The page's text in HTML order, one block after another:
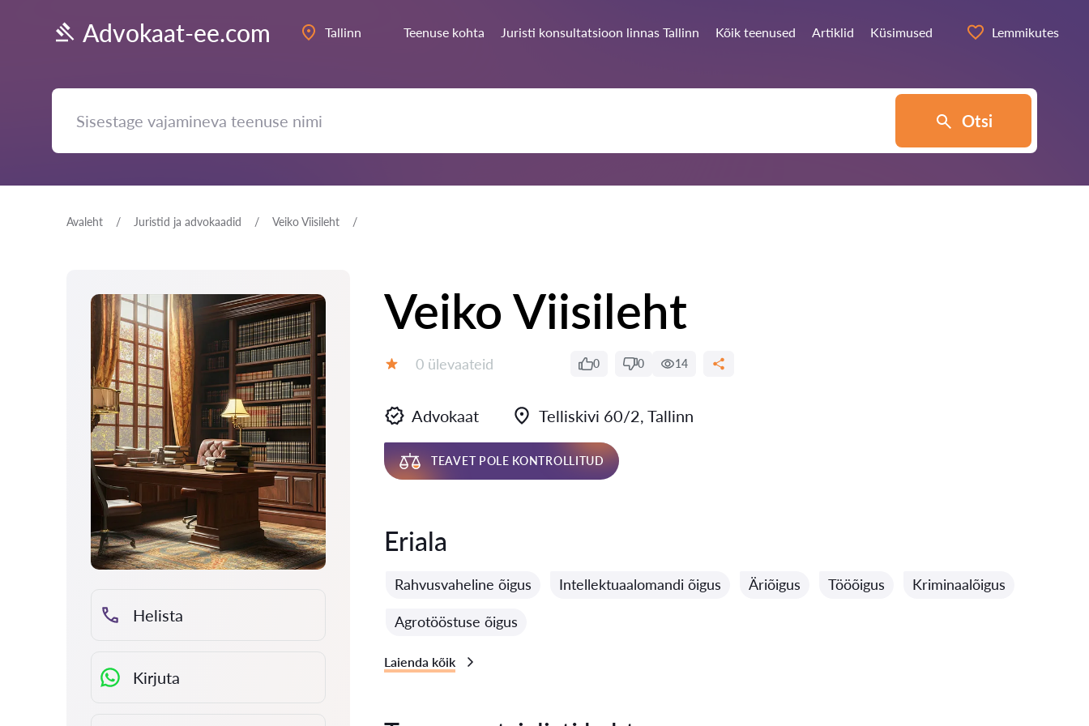
Advokaat-ee.com Tallinn Teenuse kohta Juristi konsultatsioon linnas Tallinn Kõik teenused Artiklid Küsimused Lemmikutes
Otsi
Avaleht Juristid ja advokaadid Veiko Viisileht
Helista
Kirjuta
Veiko Viisileht
Ülevaateid:
0 ülevaateid 0 0 14
Advokaat Telliskivi 60/2, Tallinn
TEAVET POLE KONTROLLITUD
Eriala
Rahvusvaheline õigus Intellektuaalomandi õigus Äriõigus Tööõigus Kriminaalõigus
Agrotööstuse õigus
Laienda kõik